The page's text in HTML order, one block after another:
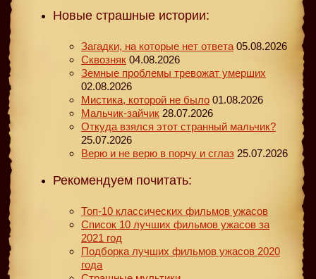
Новые страшные истории:
Загадки, на которые нет ответа 05.08.2026
Сквозняк 04.08.2026
Земные проблемы тревожат умерших
02.08.2026
Мистика, которой не было 01.08.2026
Мальчик-зайчик 28.07.2026
Откуда взялся этот странный мальчик?
25.07.2026
Верю и не верю в порчу и сглаз 25.07.2026
Рекомендуем почитать:
Топ-10 классических фильмов ужасов
Список 10 лучших фильмов ужасов за
2021 год
Подборка лучших фильмов ужасов 2020
года